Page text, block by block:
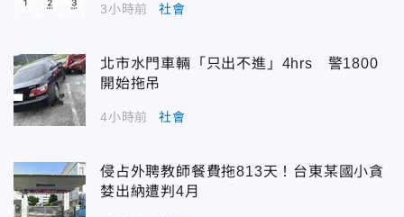
3小時前 社會
北市水門車輛「只出不進」4hrs 警1800
開始拖吊
4小時前 社會
侵占外聘教師餐費拖813天！台東某國小貪
婪出納遭判4月